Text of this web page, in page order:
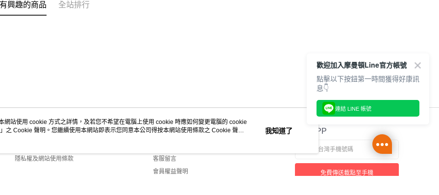
興趣的商品 全站排行
關於我們
隱私權及網站使用條款
客服資訊
客服留言
會員權益聲明
官方APP
免費傳送載點至手機
網站使用 cookie 方式之詳情，及若您不希望在電腦上使用 cookie 時應如何變更電腦的 cookie
」之 Cookie 聲明。您繼續使用本網站即表示您同意本公司得按本網站使用條款之 Cookie 聲明
我知道了
歡迎加入摩曼頓Line官方帳號
點擊以下按鈕第一時間獲得好康訊
息👇
連結 LINE 帳號